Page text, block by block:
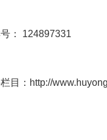
： 124897331
目： http://